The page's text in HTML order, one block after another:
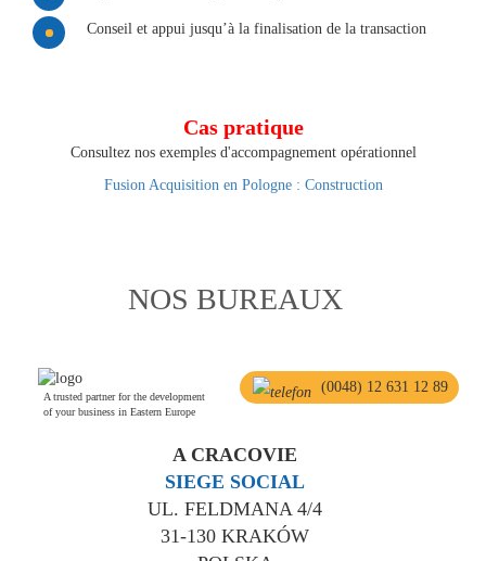
Conseil et appui jusqu’à la finalisation de la transaction
Cas pratique
Consultez nos exemples d'accompagnement opérationnel
Fusion Acquisition en Pologne : Construction
(0048) 12 631 12 89
NOS BUREAUX
A trusted partner for the development
of your business in Eastern Europe
A CRACOVIE
SIEGE SOCIAL
UL. FELDMANA 4/4
31-130 KRAKÓW